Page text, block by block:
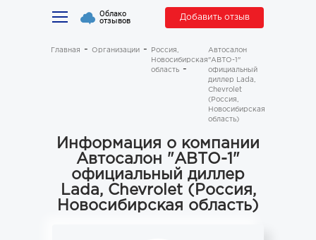
Облако
отзывов Добавить отзыв
Главная Организации
Россия,
Новосибирская
область
Автосалон
"АВТО-1"
официальный
диллер Lada,
Chevrolet
(Россия,
Новосибирская
область)
Информация о компании
Автосалон "АВТО-1"
официальный диллер
Lada, Chevrolet (Россия,
Новосибирская область)